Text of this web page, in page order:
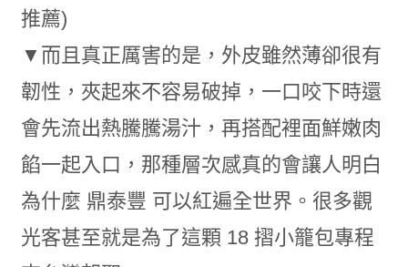
▼而且真正厲害的是，外皮雖然薄卻很有
韌性，夾起來不容易破掉，一口咬下時還
會先流出熱騰騰湯汁，再搭配裡面鮮嫩肉
餡一起入口，那種層次感真的會讓人明白
為什麼 鼎泰豐 可以紅遍全世界。很多觀
光客甚至就是為了這顆 18 摺小籠包專程